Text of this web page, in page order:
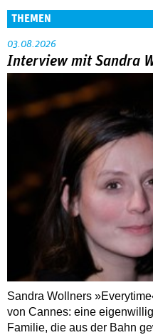
THEMEN
03.08.2026
Interview mit Sandra
Sandra Wollners
von Cannes: eine
Familie, die aus der Bahn